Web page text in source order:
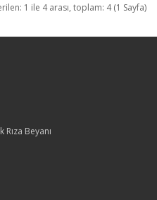
1 ile 4 arası, toplam: 4 (1 Sayfa)
Beyanı